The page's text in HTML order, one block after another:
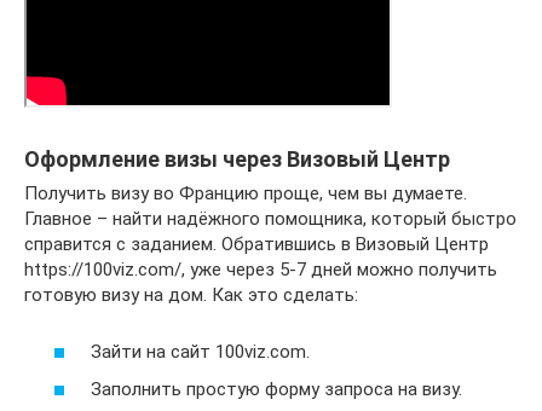
Оформление визы через Визовый Центр
Получить визу во Францию проще, чем вы думаете.
Главное – найти надёжного помощника, который быстро
справится с заданием. Обратившись в Визовый Центр
https://100viz.com/, уже через 5-7 дней можно получить
готовую визу на дом. Как это сделать:
Зайти на сайт 100viz.com.
Заполнить простую форму запроса на визу.